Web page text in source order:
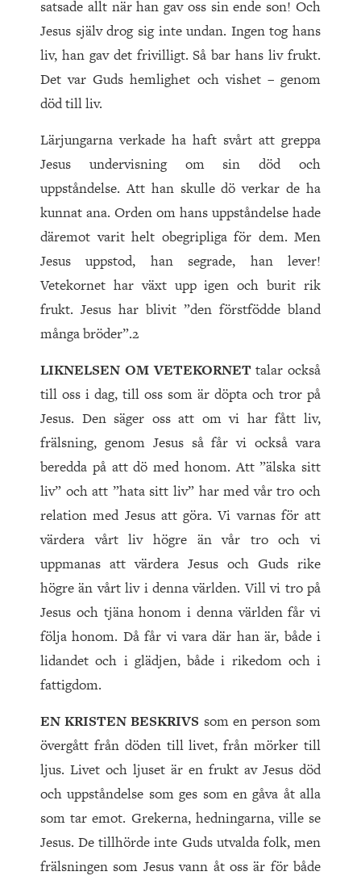
satsade allt när han gav oss sin ende son! Och
Jesus själv drog sig inte undan. Ingen tog hans
liv, han gav det frivilligt. Så bar hans liv frukt.
Det var Guds hemlighet och vishet – genom
död till liv.
Lärjungarna verkade ha haft svårt att greppa
Jesus undervisning om sin död och
uppståndelse. Att han skulle dö verkar de ha
kunnat ana. Orden om hans uppståndelse hade
däremot varit helt obegripliga för dem. Men
Jesus uppstod, han segrade, han lever!
Vetekornet har växt upp igen och burit rik
frukt. Jesus har blivit ”den förstfödde bland
många bröder”.2
LIKNELSEN OM VETEKORNETtalar också
till oss i dag, till oss som är döpta och tror på
Jesus. Den säger oss att om vi har fått liv,
frälsning, genom Jesus så får vi också vara
beredda på att dö med honom. Att ”älska sitt
liv” och att ”hata sitt liv” har med vår tro och
relation med Jesus att göra. Vi varnas för att
värdera vårt liv högre än vår tro och vi
uppmanas att värdera Jesus och Guds rike
högre än vårt liv i denna världen. Vill vi tro på
Jesus och tjäna honom i denna världen får vi
följa honom. Då får vi vara där han är, både i
lidandet och i glädjen, både i rikedom och i
fattigdom.
EN KRISTEN BESKRIVS som en person som
övergått från döden till livet, från mörker till
ljus. Livet och ljuset är en frukt av Jesus död
och uppståndelse som ges som en gåva åt alla
som tar emot. Grekerna, hedningarna, ville se
Jesus. De tillhörde inte Guds utvalda folk, men
frälsningen som Jesus vann åt oss är för både